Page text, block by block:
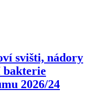
svišti, nádory
bakterie
2026/24